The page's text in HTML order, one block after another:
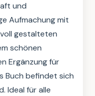
und
Aufmachung mit
gestalteten
schönen
Ergänzung für
Buch befindet sich
Ideal für alle